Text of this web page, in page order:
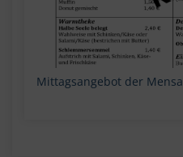
Mittagsangebot der Mensa